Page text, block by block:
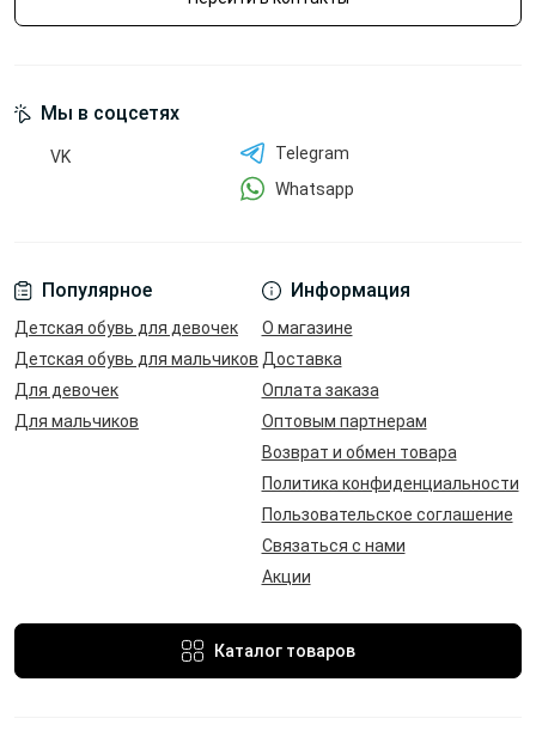
Популярное
Детская обувь для девочек
Детская обувь для мальчиков
Для девочек
Для мальчиков
Информация
О магазине
Доставка
Оплата заказа
Оптовым партнерам
Возврат и обмен товара
Политика конфиденциальности
Пользовательское соглашение
Связаться с нами
Акции
Каталог товаров
Мы в соцсетях
VK
Telegram
Whatsapp